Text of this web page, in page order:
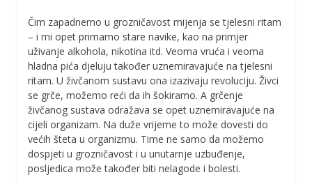
Čim zapadnemo u grozničavost mijenja se tjelesni ritam
– i mi opet primamo stare navike, kao na primjer
uživanje alkohola, nikotina itd. Veoma vruća i veoma
hladna pića djeluju također uznemiravajuće na tjelesni
ritam. U živčanom sustavu ona izazivaju revoluciju. Živci
se grče, možemo reći da ih šokiramo. A grčenje
živčanog sustava odražava se opet uznemiravajuće na
cijeli organizam. Na duže vrijeme to može dovesti do
većih šteta u organizmu. Time ne samo da možemo
dospjeti u grozničavost i u unutarnje uzbuđenje,
posljedica može također biti nelagode i bolesti.